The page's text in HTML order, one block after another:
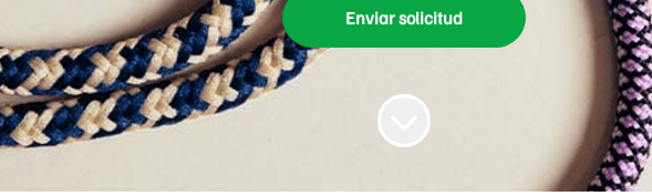
Enviar solicitud